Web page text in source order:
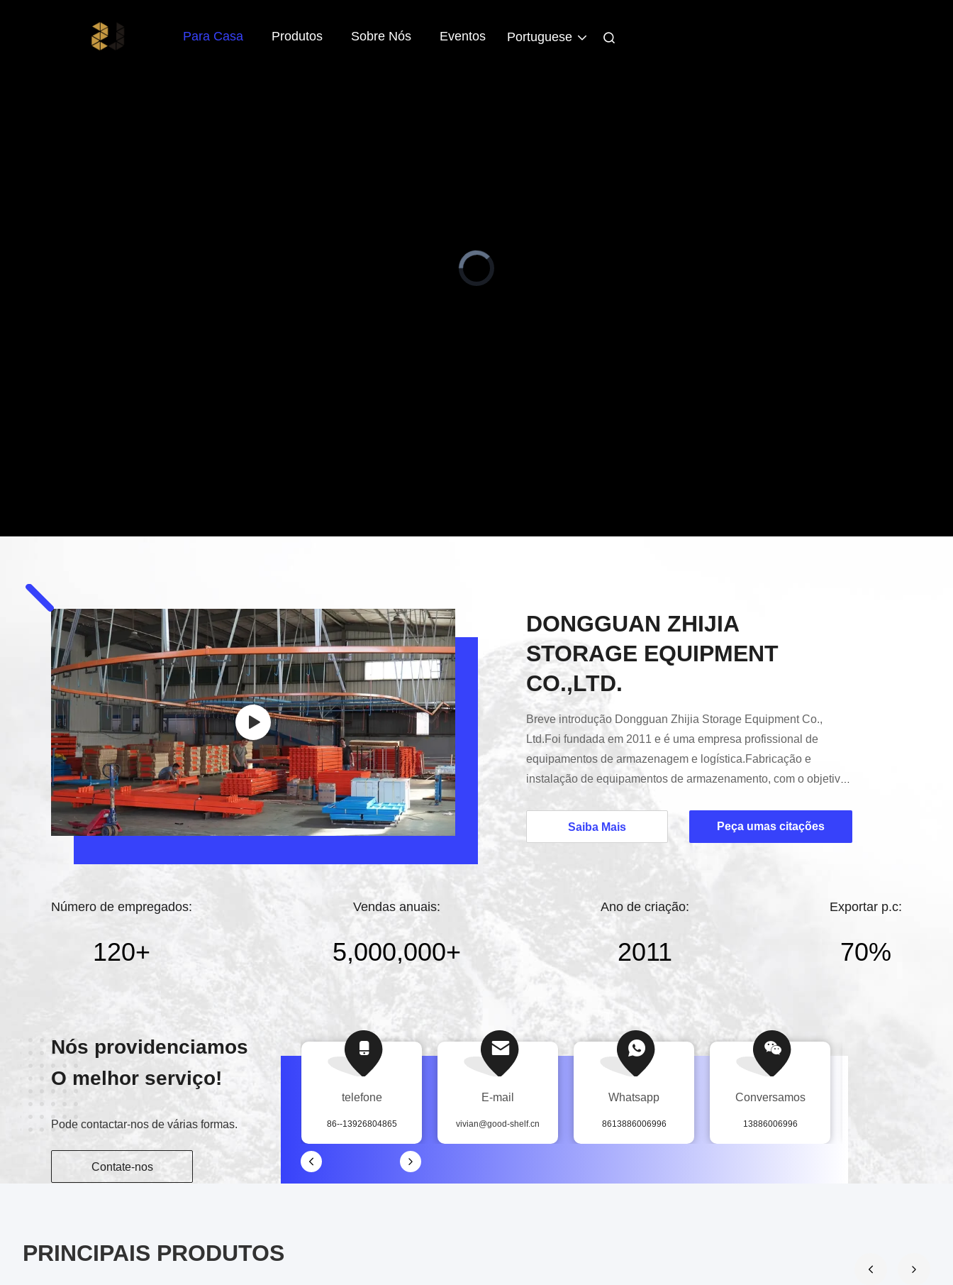
Para Casa Produtos Sobre Nós Eventos Portuguese
Video
Player
is
loading.
DONGGUAN ZHIJIA
STORAGE EQUIPMENT
CO.,LTD.
Breve introdução Dongguan Zhijia Storage Equipment Co.,
Ltd.Foi fundada em 2011 e é uma empresa profissional de
equipamentos de armazenagem e logística.Fabricação e
instalação de equipamentos de armazenamento, com o objetivo
utilização do espaço para todos os clientes em todo o
engenheiros experientes de P & D. Com muitos anos de ...
Saiba Mais Peça umas citações
Número de empregados:
120+
Vendas anuais:
5,000,000+
Ano de criação:
2011
Exportar p.c:
70%
Nós providenciamos
O melhor serviço!
Pode contactar-nos de várias formas.
Contate-nos
Conversamos
13886006996
telefone
86--13926804865
E-mail
vivian@good-shelf.cn
Whatsapp
8613886006996
Conversamos
13886006996
PRINCIPAIS PRODUTOS